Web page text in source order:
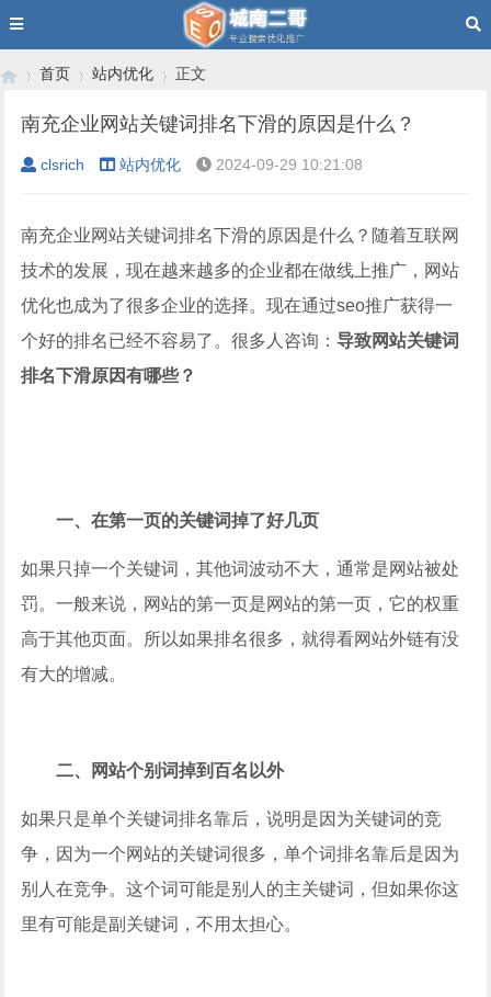
›
首页
›
站内优化
›
正文
南充企业网站关键词排名下滑的原因是什么？
clsrich 站内优化 2024-09-29 10:21:08
南充企业网站关键词排名下滑的原因是什么？随着互联网
技术的发展，现在越来越多的企业都在做线上推广，网站
优化也成为了很多企业的选择。现在通过seo推广获得一
个好的排名已经不容易了。很多人咨询：导致网站关键词
排名下滑原因有哪些？
一、在第一页的关键词掉了好几页
如果只掉一个关键词，其他词波动不大，通常是网站被处
罚。一般来说，网站的第一页是网站的第一页，它的权重
高于其他页面。所以如果排名很多，就得看网站外链有没
有大的增减。
二、网站个别词掉到百名以外
如果只是单个关键词排名靠后，说明是因为关键词的竞
争，因为一个网站的关键词很多，单个词排名靠后是因为
别人在竞争。这个词可能是别人的主关键词，但如果你这
里有可能是副关键词，不用太担心。